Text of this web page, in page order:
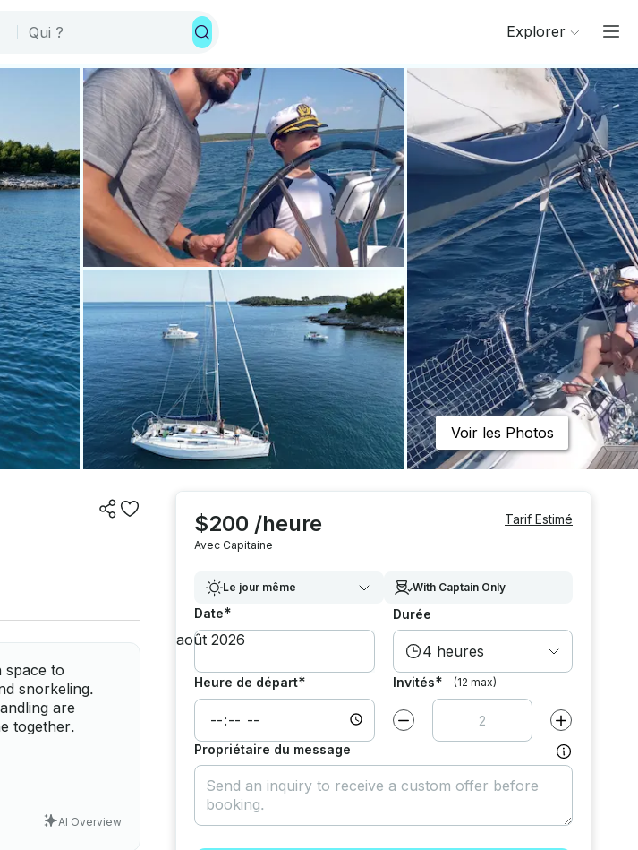
Explorer
Voir les Photos
space to
snorkeling.
are
together.
AI Overview
$200 /heure
Avec Capitaine
Tarif Estimé
Le jour même With Captain Only
Date* Durée
4 heures
Heure de départ* Invités* (12 max)
Diminuer la valeur par Augmenter la
Propriétaire du message